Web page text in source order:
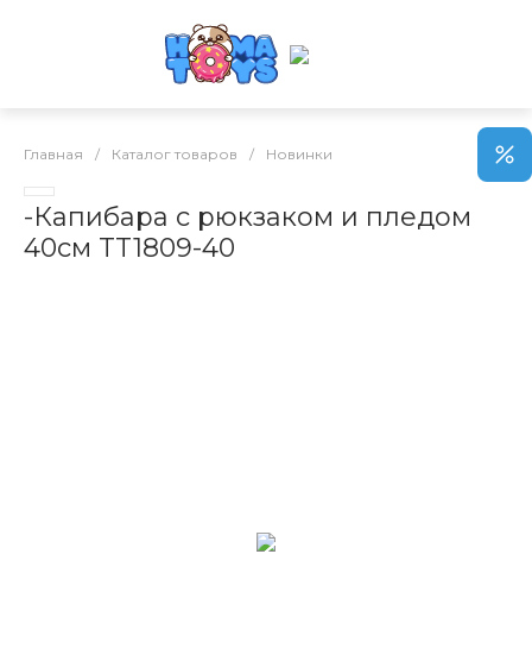
Главная / Каталог товаров / Новинки
-Капибара с рюкзаком и пледом
40см TT1809-40